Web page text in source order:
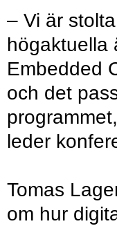
– Vi är
högaktuella
Embedded
och det
leder
Tomas
om hur